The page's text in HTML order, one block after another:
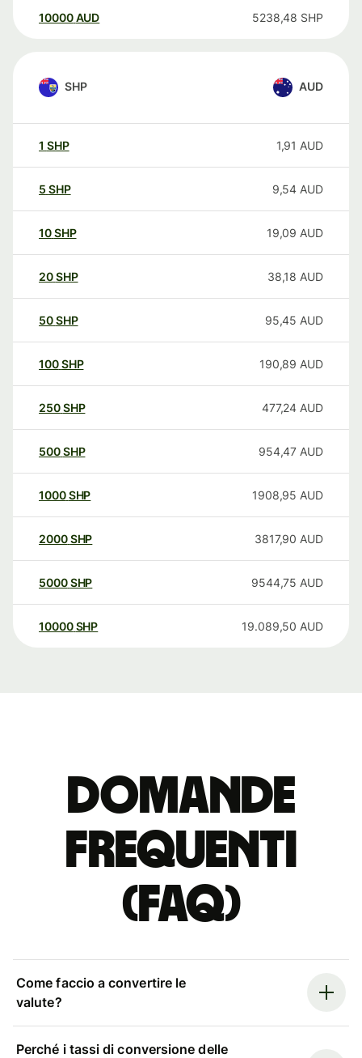
10000 AUD 5238,48 SHP
SHP AUD
1 SHP 1,91 AUD
5 SHP 9,54 AUD
10SHP 19,09 AUD
20SHP 38,18 AUD
50SHP 95,45 AUD
100SHP 190,89 AUD
250SHP 477,24 AUD
500SHP 954,47 AUD
1000SHP 1908,95 AUD
2000SHP 3817,90 AUD
5000SHP 9544,75 AUD
10000 SHP 19.089,50 AUD
Domande
Frequenti
(FAQ)
Come faccio a convertire le
valute?
Perché i tassi di conversione delle